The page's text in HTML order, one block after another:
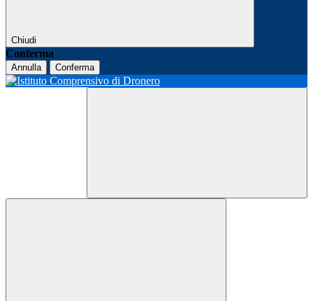
Chiudi
Conferma
Annulla Conferma